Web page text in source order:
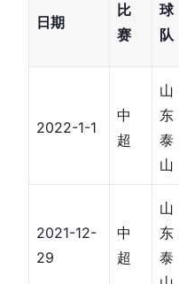
日期
比
赛
球
队
2022-1-1
中
超
山
东
泰
山
2021-12-
29
中
超
山
东
泰